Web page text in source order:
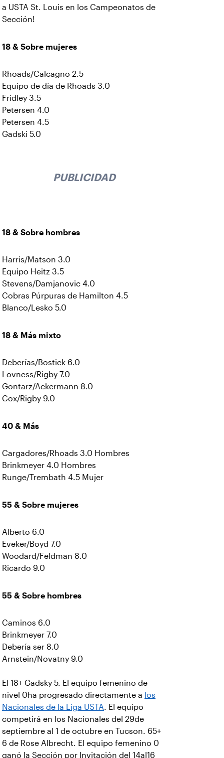
a USTA St. Louis en los Campeonatos de
Sección!
18 & Sobre mujeres
Rhoads/Calcagno 2.5
Equipo de día de Rhoads 3.0
Fridley 3.5
Petersen 4.0
Petersen 4.5
Gadski 5.0
PUBLICIDAD
18 & Sobre hombres
Harris/Matson 3.0
Equipo Heitz 3.5
Stevens/Damjanovic 4.0
Cobras Púrpuras de Hamilton 4.5
Blanco/Lesko 5.0
18 & Más mixto
Deberías/Bostick 6.0
Lovness/Rigby 7.0
Gontarz/Ackermann 8.0
Cox/Rigby 9.0
40 & Más
Cargadores/Rhoads 3.0 Hombres
Brinkmeyer 4.0 Hombres
Runge/Trembath 4.5 Mujer
55 & Sobre mujeres
Alberto 6.0
Eveker/Boyd 7.0
Woodard/Feldman 8.0
Ricardo 9.0
55 & Sobre hombres
Caminos 6.0
Brinkmeyer 7.0
Debería ser 8.0
Arnstein/Novatny 9.0
El 18+ Gadsky 5. El equipo femenino de
nivel 0ha progresado directamente a los
Nacionales de la Liga USTA. El equipo
competirá en los Nacionales del 29de
septiembre al 1 de octubre en Tucson. 65+
6 de Rose Albrecht. El equipo femenino 0
ganó la Sección por Invitación del 14al16